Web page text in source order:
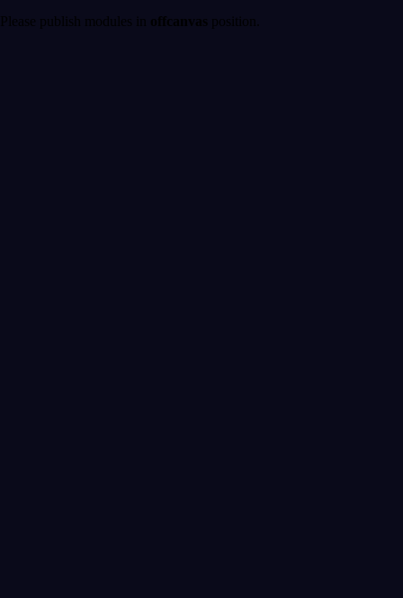
Please publish modules in offcanvas position.